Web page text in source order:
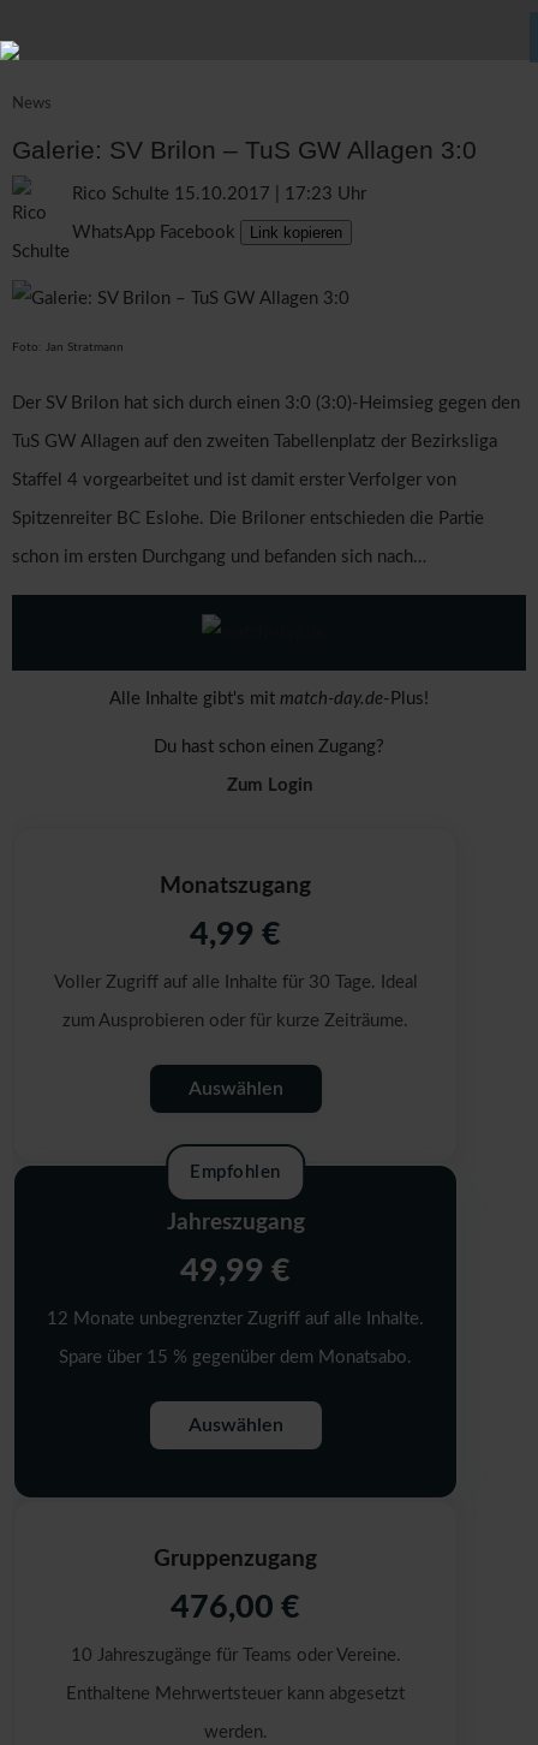
News
Galerie: SV Brilon – TuS GW Allagen 3:0
Rico Schulte 15.10.2017 | 17:23 Uhr
WhatsApp Facebook Link kopieren
Foto: Jan Stratmann
Der SV Brilon hat sich durch einen 3:0 (3:0)-Heimsieg gegen den
TuS GW Allagen auf den zweiten Tabellenplatz der Bezirksliga
Staffel 4 vorgearbeitet und ist damit erster Verfolger von
Spitzenreiter BC Eslohe. Die Briloner entschieden die Partie
schon im ersten Durchgang und befanden sich nach…
Alle Inhalte gibt's mit match-day.de-Plus!
Du hast schon einen Zugang?
Zum Login
Monatszugang
4,99 €
Voller Zugriff auf alle Inhalte für 30 Tage. Ideal
zum Ausprobieren oder für kurze Zeiträume.
Auswählen
Empfohlen
Jahreszugang
49,99 €
12 Monate unbegrenzter Zugriff auf alle Inhalte.
Spare über 15 % gegenüber dem Monatsabo.
Auswählen
Gruppenzugang
476,00 €
10 Jahreszugänge für Teams oder Vereine.
Enthaltene Mehrwertsteuer kann abgesetzt
werden.